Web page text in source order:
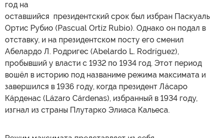
год на
оставшийся президентский срок был избран Паскуаль
Ортис Рубио (Pascual Ortíz Rubio). Однако он подал в
отставку, и на президентском посту его сменил
Абелардо Л. Родригес (Abelardo L. Rodríguez),
пробывший у власти с 1932 по 1934 год. Этот период
вошёл в историю под названиме режима максимата и
завершился в 1936 году, когда президент Лáсаро
Кáрденас (Lázaro Cárdenas), избранный в 1934 году,
изгнал из страны Плутарко Элиаса Кальеса.